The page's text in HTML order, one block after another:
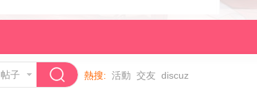
帖子 熱搜: 活動 交友 discuz